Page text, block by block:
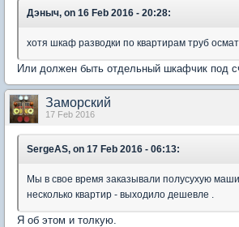
Дэныч, on 16 Feb 2016 - 20:28:
хотя шкаф разводки по квартирам труб
Или должен быть отдельный шкафчик под
Заморский
17 Feb 2016
SergeAS, on 17 Feb 2016 - 06:13:
Мы в свое время заказывали полусухую
несколько квартир - выходило дешевле .
Я об этом и толкую.